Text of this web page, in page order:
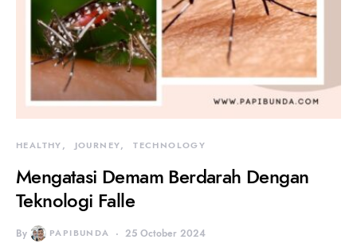
HEALTHY JOURNEY TECHNOLOGY
Mengatasi Demam Berdarah Dengan
Teknologi Falle
By PAPIBUNDA 25 October 2024